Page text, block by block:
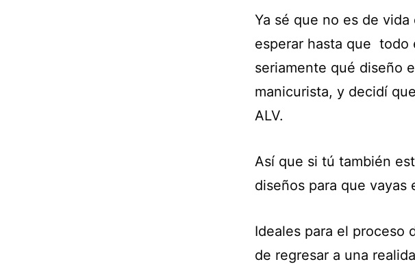
Ya sé que no es de
esperar hasta que todo
seriamente qué diseño
manicurista, y decidí
ALV.
Así que si tú también
diseños para que vayas
Ideales para el proceso
de regresar a una